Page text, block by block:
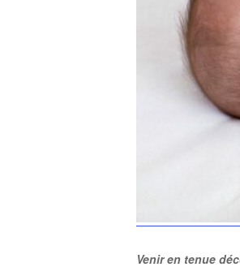
Venir en tenue